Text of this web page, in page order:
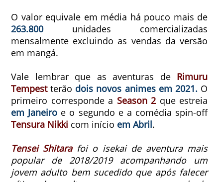
O valor equivale em média há pouco mais de
263.800unidades comercializadas
mensalmente excluindo as vendas da versão
em mangá.
Vale lembrar que as aventuras de Rimuru
Tempestterão dois novos animes em 2021. O
primeiro corresponde a Season 2 que estreia
em Janeiro e o segundo e a comédia spin-off
Tensura Nikki com início em Abril.
Tensei Shitarafoi o isekai de aventura mais
popular de 2018/2019 acompanhando um
jovem adulto bem sucedido que após falecer